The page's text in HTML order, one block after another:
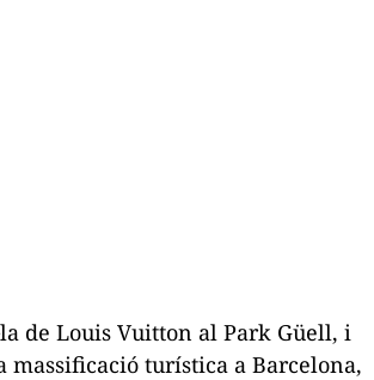
de Louis Vuitton al Park Güell, i
turística a Barcelona,